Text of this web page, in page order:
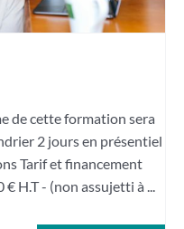
de cette formation sera
2 jours en présentiel
Tarif et financement
H.T - (non assujetti à ...